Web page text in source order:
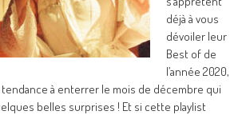
déjà à vous
dévoiler leur
Best of de
l’année 2020,
à enterrer le mois de décembre qui
belles surprises ! Et si cette playlist